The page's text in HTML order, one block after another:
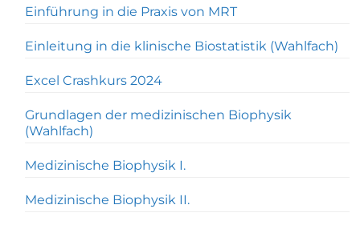
Einführung in die Praxis von MRT
Einleitung in die klinische Biostatistik (Wahlfach)
Excel Crashkurs 2024
Grundlagen der medizinischen Biophysik
(Wahlfach)
Medizinische Biophysik I.
Medizinische Biophysik II.